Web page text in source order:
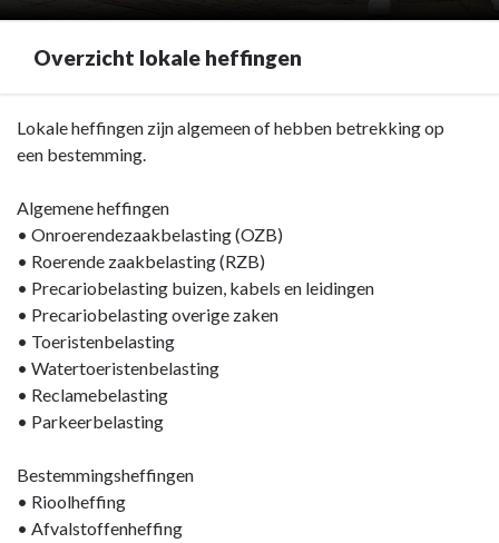
Overzicht lokale heffingen
Terug
naar
Paragraaf
Lokale
heffingen
Overzicht
lokale
heffingen
Lokale heffingen zijn algemeen of hebben betrekking op
een bestemming.
Algemene heffingen
• Onroerendezaakbelasting (OZB)
• Roerende zaakbelasting (RZB)
• Precariobelasting buizen, kabels en leidingen
• Precariobelasting overige zaken
• Toeristenbelasting
• Watertoeristenbelasting
• Reclamebelasting
• Parkeerbelasting
Bestemmingsheffingen
• Rioolheffing
• Afvalstoffenheffing